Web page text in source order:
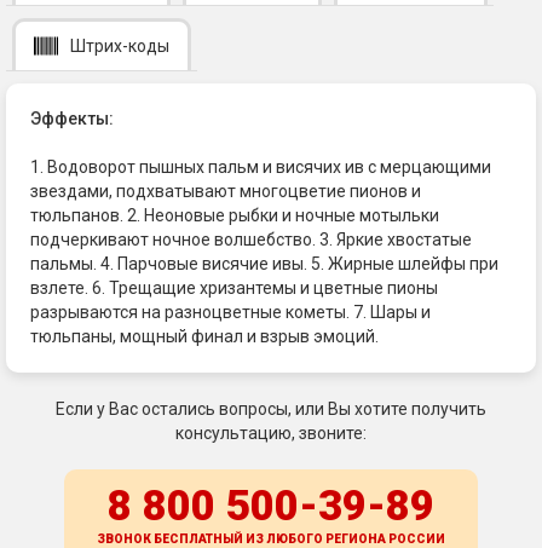
Штрих-коды
Эффекты:
1. Водоворот пышных пальм и висячих ив с мерцающими
звездами, подхватывают многоцветие пионов и
тюльпанов. 2. Неоновые рыбки и ночные мотыльки
подчеркивают ночное волшебство. 3. Яркие хвостатые
пальмы. 4. Парчовые висячие ивы. 5. Жирные шлейфы при
взлете. 6. Трещащие хризантемы и цветные пионы
разрываются на разноцветные кометы. 7. Шары и
тюльпаны, мощный финал и взрыв эмоций.
Если у Вас остались вопросы, или Вы хотите получить
консультацию, звоните:
8 800 500-39-89
ЗВОНОК БЕСПЛАТНЫЙ ИЗ ЛЮБОГО РЕГИОНА РОССИИ